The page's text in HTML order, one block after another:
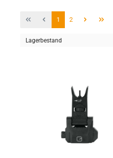
Seite
1 Seite
2